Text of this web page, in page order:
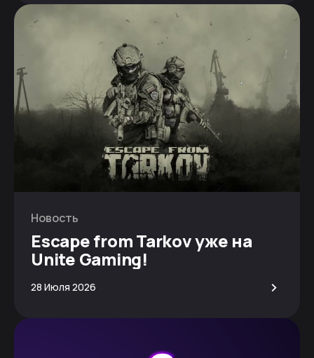
Новость
Escape from Tarkov уже на
Unite Gaming!
28 Июля 2026 >